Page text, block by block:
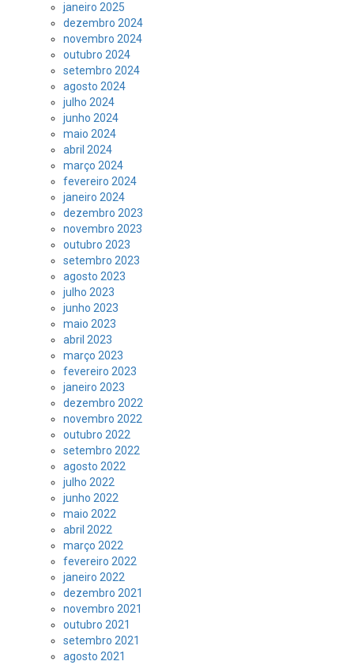
janeiro 2025
dezembro 2024
novembro 2024
outubro 2024
setembro 2024
agosto 2024
julho 2024
junho 2024
maio 2024
abril 2024
março 2024
fevereiro 2024
janeiro 2024
dezembro 2023
novembro 2023
outubro 2023
setembro 2023
agosto 2023
julho 2023
junho 2023
maio 2023
abril 2023
março 2023
fevereiro 2023
janeiro 2023
dezembro 2022
novembro 2022
outubro 2022
setembro 2022
agosto 2022
julho 2022
junho 2022
maio 2022
abril 2022
março 2022
fevereiro 2022
janeiro 2022
dezembro 2021
novembro 2021
outubro 2021
setembro 2021
agosto 2021